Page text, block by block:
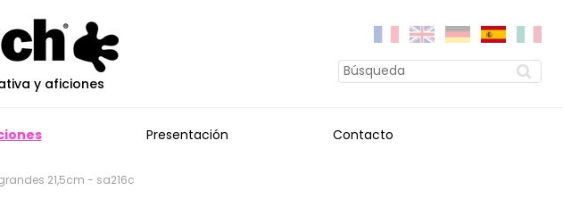
y aficiones
Presentación Contacto
21,5cm - sa216c